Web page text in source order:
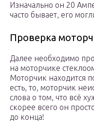
Изначально он 20
часто бывает, его
Проверка
Далее необходимо
на моторчике
Моторчик находится
есть, то, моторчик
слова о том, что всё
скорее всего он
до конца!